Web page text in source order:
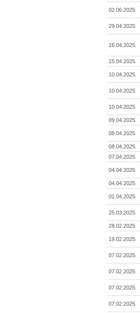
02.06.2025.
29.04.2025.
16.04.2025.
15.04.2025.
10.04.2025.
10.04.2025.
10.04.2025.
09.04.2025.
08.04.2025.
08.04.2025.
07.04.2025.
04.04.2025.
04.04.2025.
01.04.2025.
25.03.2025.
28.02.2025.
19.02.2025.
07.02.2025.
07.02.2025.
07.02.2025.
07.02.2025.